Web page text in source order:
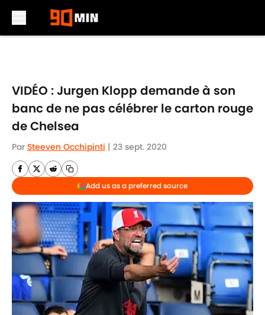
VIDÉO : Jurgen Klopp demande à son
banc de ne pas célébrer le carton rouge
de Chelsea
Par Steeven Occhipinti | 23 sept. 2020
Add us as a preferred source